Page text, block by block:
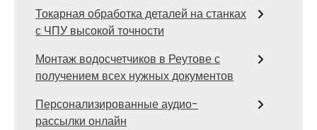
Токарная обработка деталей на станках
с ЧПУ высокой точности
Монтаж водосчетчиков в Реутове с
получением всех нужных документов
Персонализированные аудио-
рассылки онлайн